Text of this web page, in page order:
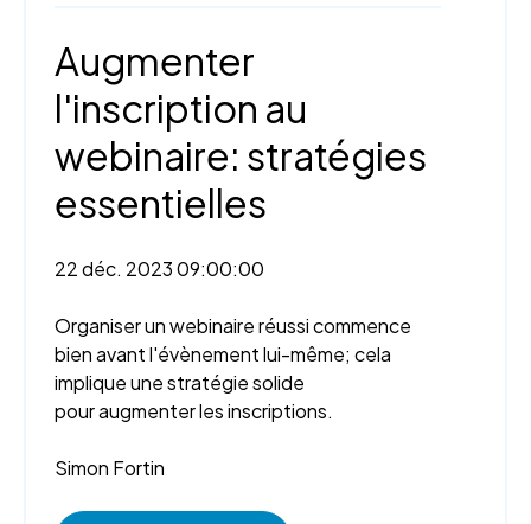
Augmenter
l'inscription au
webinaire: stratégies
essentielles
22 déc. 2023 09:00:00
Organiser un webinaire réussi commence
bien avant l'évènement lui-même; cela
implique une stratégie solide
pouraugmenter les inscriptions.
Simon Fortin